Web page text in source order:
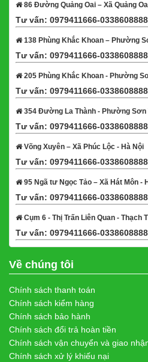
86 Đường Quảng Oai – Xã Quảng
Tư vấn: 0979411666-0338608888
138 Phùng Khắc Khoan – Phường
Tư vấn: 0979411666-0338608888
205 Phùng Khắc Khoan - Phường
Tư vấn: 0979411666-0338608888
354 Đường La Thành - Phường Sơn
Tư vấn: 0979411666-0338608888
Võng Xuyên – Xã Phúc Lộc - Hà Nội
Tư vấn: 0979411666-0338608888
95 Ngã tư Ngọc Tảo – Xã Hát Môn -
Tư vấn: 0979411666-0338608888
Cụm 6 - Thị Trấn Liên Quan - Thạch
Tư vấn: 0979411666-0338608888
Về chúng tôi
Chính sách thanh toán
Chính sách kiểm hàng
Chính sách bảo hành
Chính sách đổi trả hoàn tiền
Chính sách vận chuyển và giao
Chính sách xử lý khiếu nại